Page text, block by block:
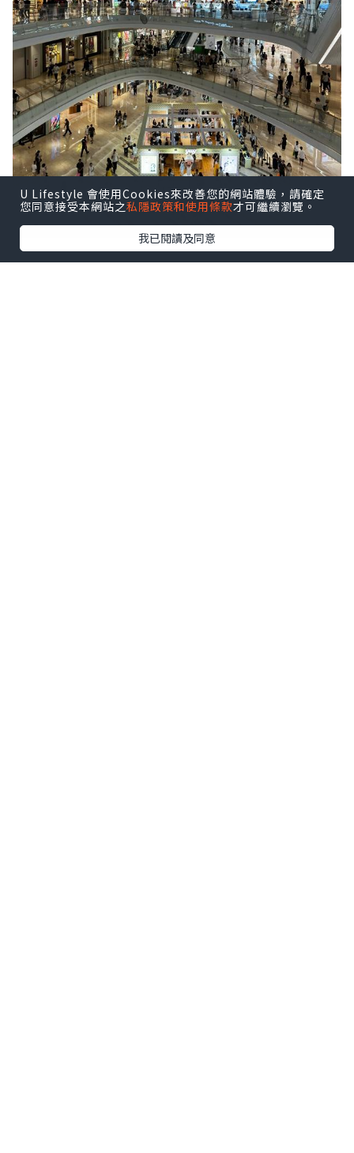
U Lifestyle 會使用Cookies來改善您的網站體驗，請確定
您同意接受本網站之私隱政策和使用條款才可繼續瀏覽。
我已閱讀及同意